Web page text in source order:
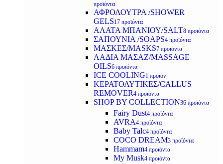
προϊόντα
ΑΦΡΟΛΟΥΤΡΑ /SHOWER
GELS17 προϊόντα
ΑΛΑΤΑ ΜΠΑΝΙΟΥ/SALT8 προϊόντα
ΣΑΠΟΥΝΙΑ /SOAPS4 προϊόντα
ΜΑΣΚΕΣ/MASKS7 προϊόντα
ΛΑΔΙΑ ΜΑΣΑΖ/MASSAGE
OILS6 προϊόντα
ICE COOLING1 προϊόν
ΚΕΡΑΤΟΛΥΤΙΚΕΣ/CALLUS
REMOVER4 προϊόντα
SHOP BY COLLECTION36 προϊόντα
Fairy Dust4 προϊόντα
AVRA4 προϊόντα
Baby Talc4 προϊόντα
COCO DREAM3 προϊόντα
Hammam4 προϊόντα
My Musk4 προϊόντα